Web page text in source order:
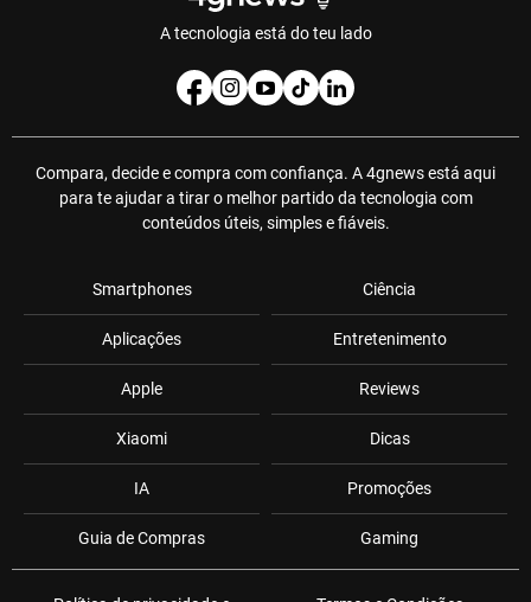
A tecnologia está do teu lado
Compara, decide e compra com confiança. A 4gnews está aqui
para te ajudar a tirar o melhor partido da tecnologia com
conteúdos úteis, simples e fiáveis.
Smartphones
Aplicações
Apple
Xiaomi
IA
Guia de Compras
Ciência
Entretenimento
Reviews
Dicas
Promoções
Gaming